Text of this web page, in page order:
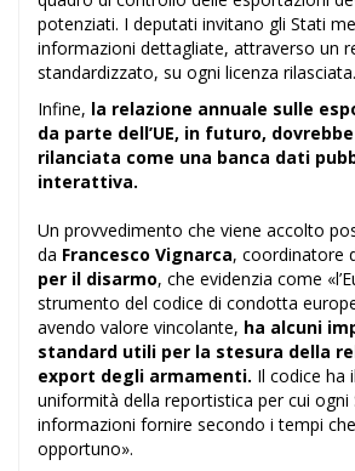
potenziati. I deputati invitano gli Stati
informazioni dettagliate, attraverso un
standardizzato, su ogni licenza rilasciata.
Infine, la relazione annuale sulle
da parte dell’UE, in futuro,
rilanciata come una banca dati
interattiva.
Un provvedimento che viene accolto
da Francesco Vignarca, coordinatore
per il disarmo, che evidenzia come
strumento del codice di condotta
avendo valore vincolante, ha alcuni
standard utili per la stesura della
export degli armamenti. Il codice ha
uniformità della reportistica per cui ogni
informazioni fornire secondo i tempi
opportuno».